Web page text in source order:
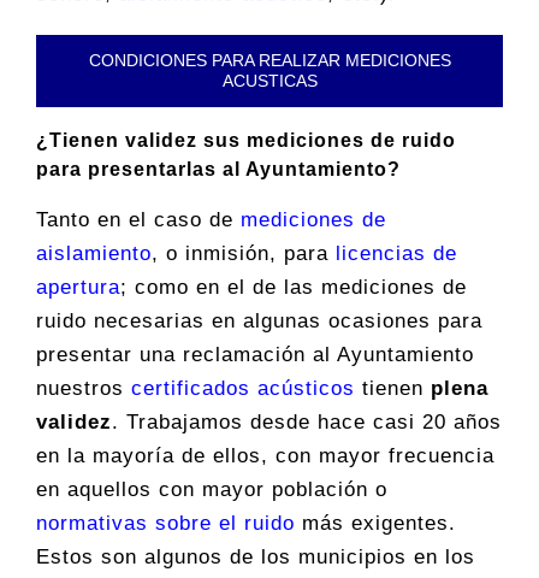
CONDICIONES PARA REALIZAR MEDICIONES
ACUSTICAS
¿Tienen validez sus mediciones de ruido
para presentarlas al Ayuntamiento?
Tanto en el caso de mediciones de
aislamiento, o inmisión, para
licencias de
apertura; como en el de las mediciones de
ruido necesarias en algunas ocasiones para
presentar una reclamación al Ayuntamiento
nuestros certificados acústicos tienen plena
validez. Trabajamos desde hace casi 20 años
en la mayoría de ellos, con mayor frecuencia
en aquellos con mayor población o
normativas sobre el ruido más exigentes.
Estos son algunos de los municipios en los